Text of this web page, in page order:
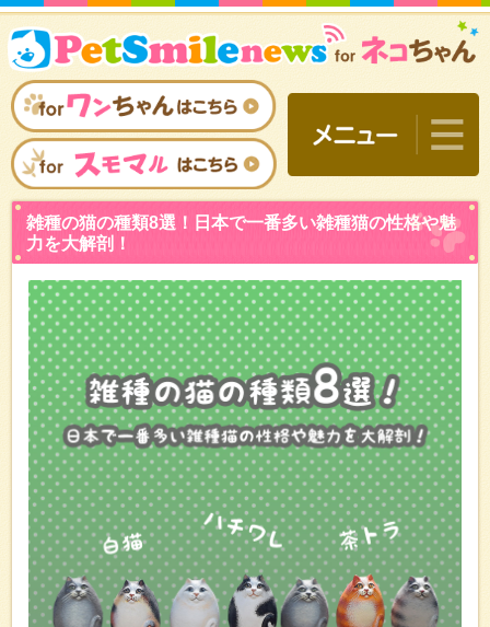
雑種の猫の種類8選！日本
力を大解剖！